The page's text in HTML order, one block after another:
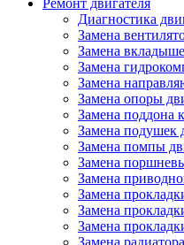
Ремонт двигателя
Диагностика
Замена
Замена
Замена
Замена
Замена опоры
Замена поддона
Замена подушек
Замена помпы
Замена
Замена
Замена
Замена
Замена
Замена